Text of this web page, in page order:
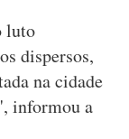
luto
dispersos,
na cidade
informou a